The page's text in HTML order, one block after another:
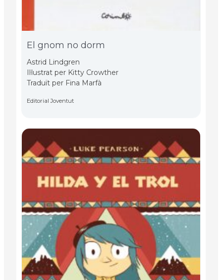
El gnom no dorm
Astrid Lindgren
Il·lustrat per Kitty Crowther
Traduït per Fina Marfà
Editorial Joventut